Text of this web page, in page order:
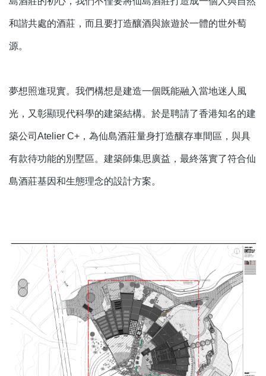
和諧共處的酒莊，而且要打造釀酒與旅遊於一體的世外萄
源。
夢想照進現實。我們構想是建造一個既能融入當地迷人風
光，又彰顯現代科學的建築結構。於是聘請了香港知名的建
築公司Atelier C+，為仙島酒莊量身打造釀存車間區，與具
有款待功能的別墅區。建築師集思廣益，最終落實了符合仙
島酒莊基因和生態理念的設計方案。